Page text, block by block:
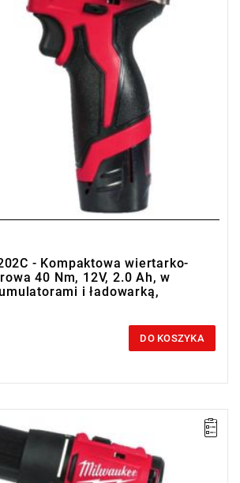
- Kompaktowa wiertarko-
40 Nm, 12V, 2.0 Ah, w
i ładowarką,
DO KOSZYKA
promocją MILWAUKEE® Redemption Classic,
i odbierz dodatkowy akumulator za 2 zł.
dla podmiotów posiadających NIP.
promocji